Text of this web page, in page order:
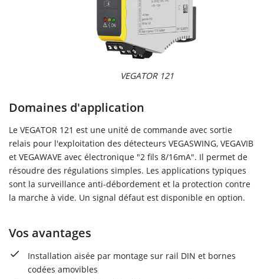
VEGATOR 121
Domaines d'application
Le VEGATOR 121 est une unité de commande avec sortie
relais pour l'exploitation des détecteurs VEGASWING, VEGAVIB
et VEGAWAVE avec électronique "2 fils 8/16mA". Il permet de
résoudre des régulations simples. Les applications typiques
sont la surveillance anti-débordement et la protection contre
la marche à vide. Un signal défaut est disponible en option.
Vos avantages
Installation aisée par montage sur rail DIN et bornes
codées amovibles